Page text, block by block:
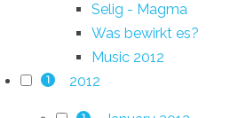
Selig - Magma
Was bewirkt es?
Music 2012
1 2012